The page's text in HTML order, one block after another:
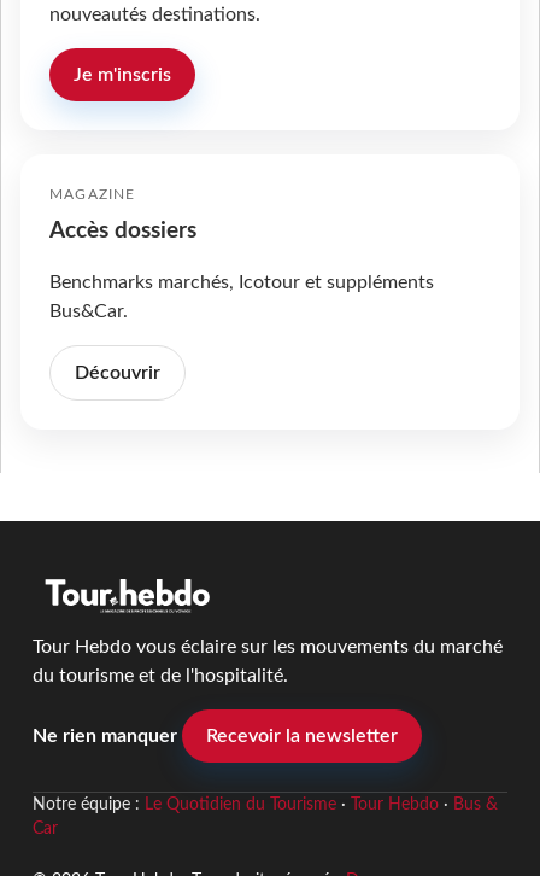
nouveautés destinations.
Je m'inscris
MAGAZINE
Accès dossiers
Benchmarks marchés, Icotour et suppléments
Bus&Car.
Découvrir
Tour Hebdo vous éclaire sur les mouvements du marché
du tourisme et de l'hospitalité.
Ne rien manquer Recevoir la newsletter
Notre équipe : Le Quotidien du Tourisme· Tour Hebdo· Bus &
Car